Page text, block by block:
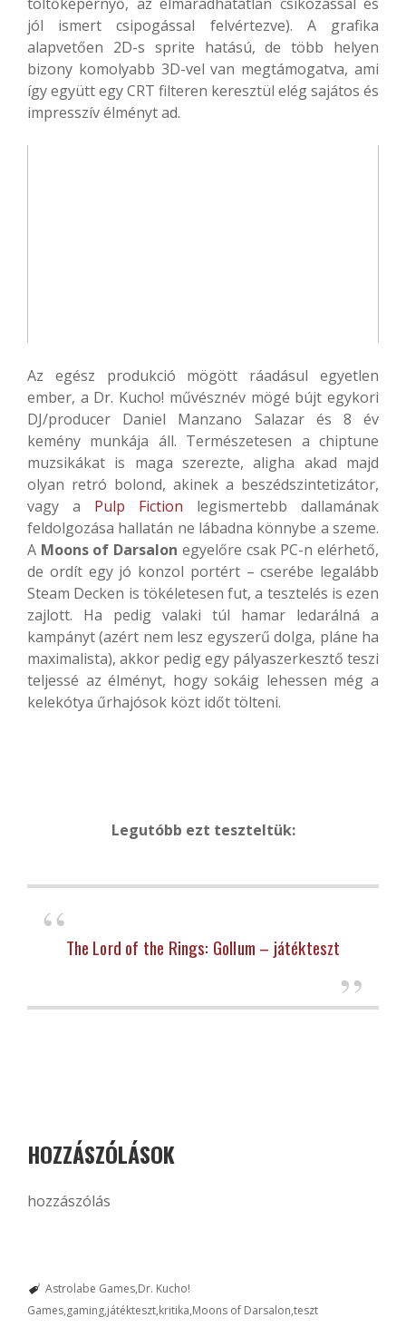
jól ismert csipogással felvértezve). A grafika
alapvetően 2D-s sprite hatású, de több helyen
bizony komolyabb 3D-vel van megtámogatva, ami
így együtt egy CRT filteren keresztül elég sajátos és
impresszív élményt ad.
Az egész produkció mögött ráadásul egyetlen
ember, a Dr. Kucho! művésznév mögé bújt egykori
DJ/producer Daniel Manzano Salazar és 8 év
kemény munkája áll. Természetesen a chiptune
muzsikákat is maga szerezte, aligha akad majd
olyan retró bolond, akinek a beszédszintetizátor,
vagy a Pulp Fiction legismertebb dallamának
feldolgozása hallatán ne lábadna könnybe a szeme.
A Moons of Darsalon egyelőre csak PC-n elérhető,
de ordít egy jó konzol portért – cserébe legalább
Steam Decken is tökéletesen fut, a tesztelés is ezen
zajlott. Ha pedig valaki túl hamar ledarálná a
kampányt (azért nem lesz egyszerű dolga, pláne ha
maximalista), akkor pedig egy pályaszerkesztő teszi
teljessé az élményt, hogy sokáig lehessen még a
kelekótya űrhajósok közt időt tölteni.
Legutóbb ezt teszteltük:
The Lord of the Rings: Gollum – játékteszt
HOZZÁSZÓLÁSOK
hozzászólás
Astrolabe Games Dr. Kucho!
Games gaming játékteszt kritika Moons of Darsalon teszt